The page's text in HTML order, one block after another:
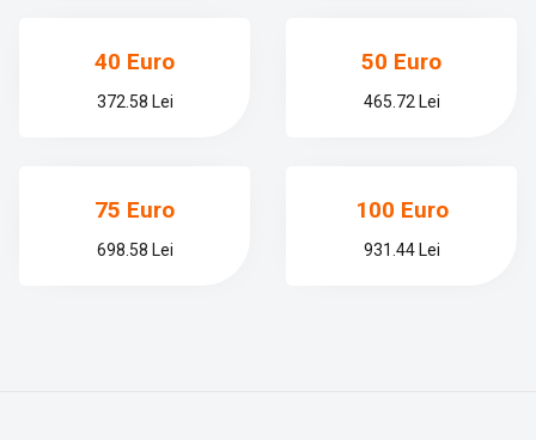
40 Euro
372.58 Lei
50 Euro
465.72 Lei
75 Euro
698.58 Lei
100 Euro
931.44 Lei